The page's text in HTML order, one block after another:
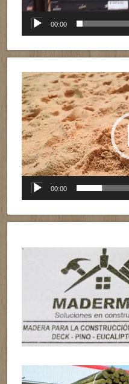
00:00
Reproductor
de
vídeo
00:00